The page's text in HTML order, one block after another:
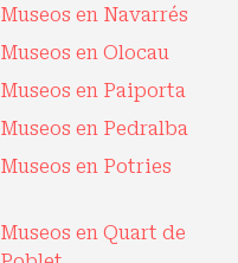
Museos en Navarrés
Museos en Olocau
Museos en Paiporta
Museos en Pedralba
Museos en Potries
Museos en Quart de